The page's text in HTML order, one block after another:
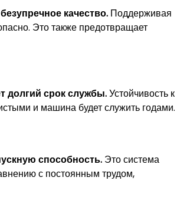
качество. Поддерживая
Это также предотвращает
долгий срок службы.Устойчивость к
и машина будет служить годами.
способность. Это система
с постоянным трудом,